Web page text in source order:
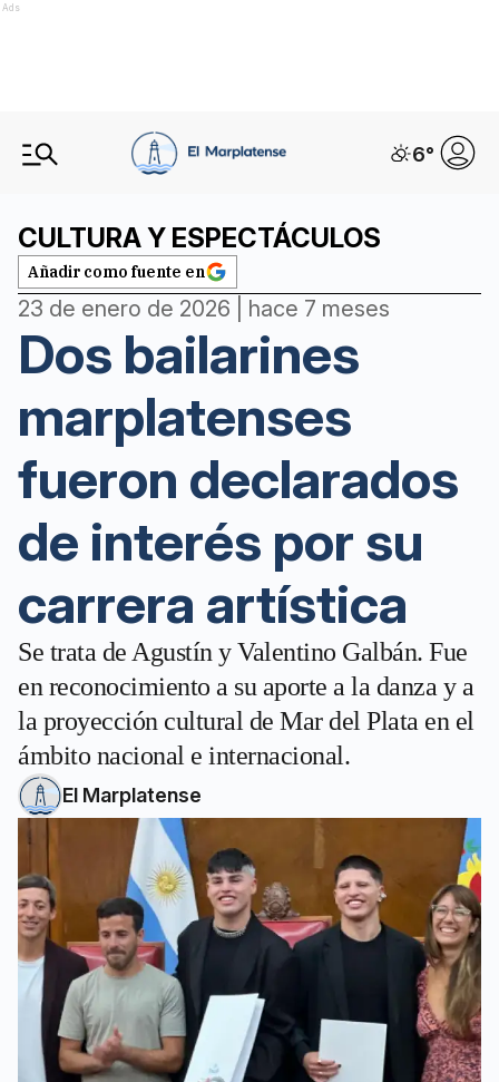
Ads
6°
CULTURA Y ESPECTÁCULOS
Añadir como fuente en
23 de enero de 2026 | hace 7 meses
Dos bailarines
marplatenses
fueron declarados
de interés por su
carrera artística
Se trata de Agustín y Valentino Galbán. Fue
en reconocimiento a su aporte a la danza y a
la proyección cultural de Mar del Plata en el
ámbito nacional e internacional.
El Marplatense